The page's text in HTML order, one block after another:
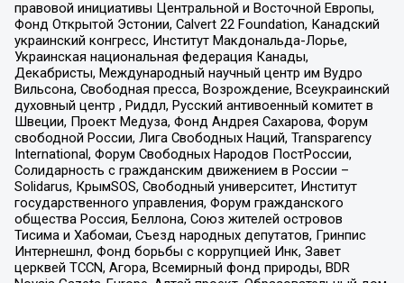
правовой инициативы Центральной и Восточной Европы,
Фонд Открытой Эстонии, Calvert 22 Foundation, Канадский
украинский конгресс, Институт Макдональда-Лорье,
Украинская национальная федерация Канады,
Декабристы, Международный научный центр им Вудро
Вильсона, Свободная пресса, Возрождение, Всеукраинский
духовный центр , Риддл, Русский антивоенный комитет в
Швеции, Проект Медуза, Фонд Андрея Сахарова, Форум
свободной России, Лига Свободных Наций, Transparеncy
International, Форум Свободных Народов ПостРоссии,
Солидарность с гражданским движением в России –
Solidarus, КрымSOS, Свободный университет, Институт
государственного управления, Форум гражданского
общества Россия, Беллона, Союз жителей островов
Тисима и Хабомаи, Съезд народных депутатов, Гринпис
Интернешнл, Фонд борьбы с коррупцией Инк, Завет
церквей TCCN, Агора, Всемирный фонд природы, BDR